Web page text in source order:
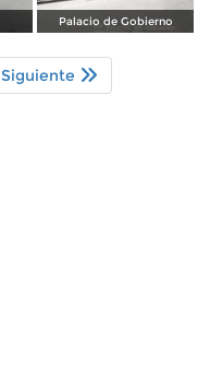
Palacio de Gobierno
Siguiente